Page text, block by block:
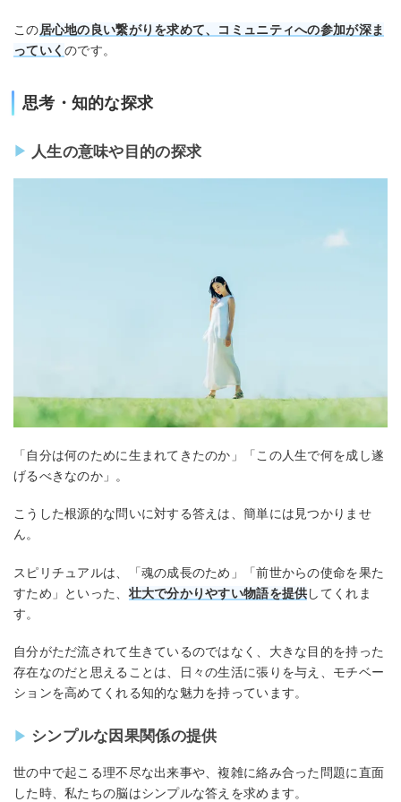
この居心地の良い繋がりを求めて、コミュニティへの参加が深ま
っていくのです。
思考・知的な探求
人生の意味や目的の探求
「自分は何のために生まれてきたのか」「この人生で何を成し遂
げるべきなのか」。
こうした根源的な問いに対する答えは、簡単には見つかりませ
ん。
スピリチュアルは、「魂の成長のため」「前世からの使命を果た
すため」といった、 壮大で分かりやすい物語を提供してくれま
す。
自分がただ流されて生きているのではなく、大きな目的を持った
存在なのだと思えることは、日々の生活に張りを与え、モチベー
ションを高めてくれる知的な魅力を持っています。
シンプルな因果関係の提供
世の中で起こる理不尽な出来事や、複雑に絡み合った問題に直面
した時、私たちの脳はシンプルな答えを求めます。